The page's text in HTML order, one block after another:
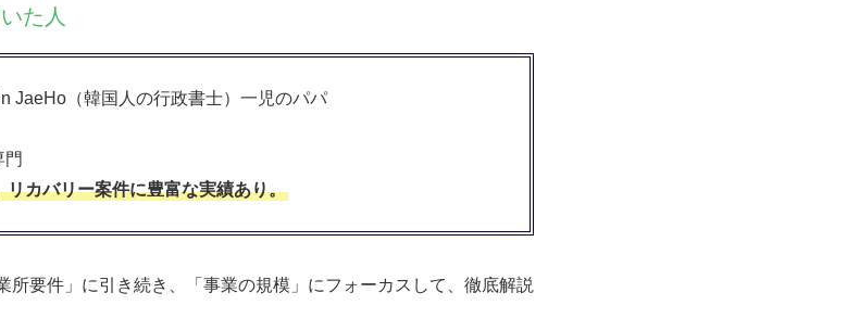
た人
JaeHo（韓国人の行政書士）一児のパパ
門
リカバリー案件に豊富な実績あり。
所要件」に引き続き、「事業の規模」にフォーカスして、徹底解説